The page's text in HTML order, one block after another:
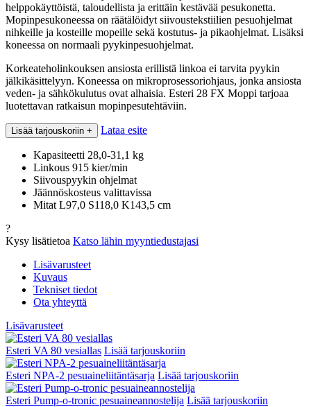
helppokäyttöistä, taloudellista ja erittäin kestävää pesukonetta.
Mopinpesukoneessa on räätälöidyt siivoustekstiilien pesuohjelmat
nihkeille ja kosteille mopeille sekä kostutus- ja pikaohjelmat. Lisäksi
koneessa on normaali pyykinpesuohjelmat.
Korkeateholinkouksen ansiosta erillistä linkoa ei tarvita pyykin
jälkikäsittelyyn. Koneessa on mikroprosessoriohjaus, jonka ansiosta
veden- ja sähkökulutus ovat alhaisia. Esteri 28 FX Moppi tarjoaa
luotettavan ratkaisun mopinpesutehtäviin.
Lisää tarjouskoriin + Lataa esite
Kapasiteetti 28,0-31,1 kg
Linkous 915 kier/min
Siivouspyykin ohjelmat
Jäännöskosteus valittavissa
Mitat L97,0 S118,0 K143,5 cm
?
Kysy lisätietoa Katso lähin myyntiedustajasi
Lisävarusteet
Kuvaus
Tekniset tiedot
Ota yhteyttä
Lisävarusteet
Esteri VA 80 vesiallas Lisää tarjouskoriin
Esteri NPA-2 pesuaineliitäntäsarja Lisää tarjouskoriin
Esteri Pump-o-tronic pesuaineannostelija Lisää tarjouskoriin